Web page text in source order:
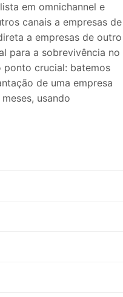
em omnichannel e
canais a empresas de
a empresas de outro
para a sobrevivência no
ponto crucial: batemos
de uma empresa
usando